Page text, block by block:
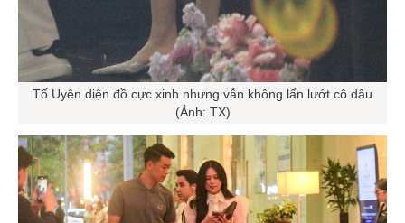
Tố Uyên diện đồ cực xinh nhưng vẫn không lấn lướt cô dâu
(Ảnh: TX)